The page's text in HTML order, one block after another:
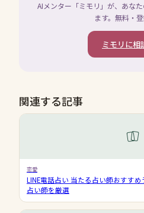
AIメンター「ミモリ」が、あな
ます。無料・登
ミモリに相
関連する記事
恋愛
LINE電話占い 当たる占い師おすす
占い師を厳選